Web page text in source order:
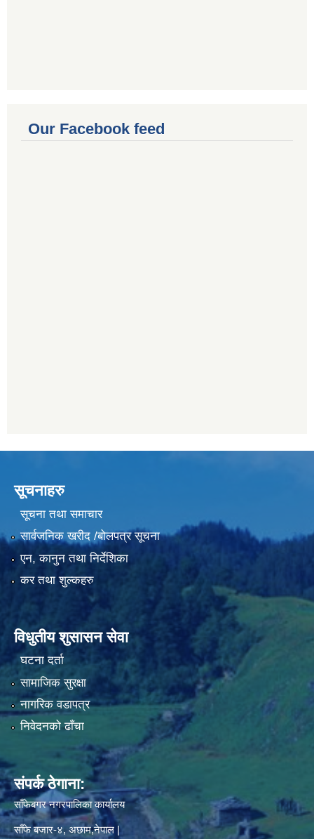
Our Facebook feed
सूचनाहरु
सूचना तथा समाचार
सार्वजनिक खरीद /बोलपत्र सूचना
एन, कानुन तथा निर्देशिका
कर तथा शुल्कहरु
विधुतीय शुसासन सेवा
घटना दर्ता
सामाजिक सुरक्षा
नागरिक वडापत्र
निवेदनको ढाँचा
संपर्क ठेगाना:
साँफेबगर नगरपालिका कार्यालय
साँफे बजार-४, अछाम,नेपाल |